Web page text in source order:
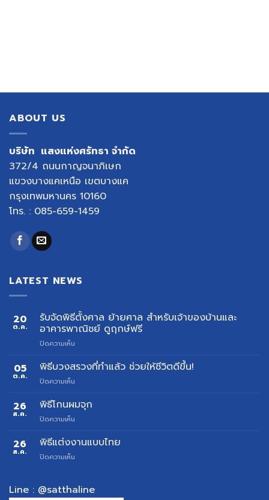
ABOUT US
บริษัท แสงแห่งศรัทธา จำกัด
372/4 ถนนกาญจนาภิเษก
แขวงบางแคเหนือ เขตบางแค
กรุงเทพมหานคร 10160
โทร. : 085-659-1459
LATEST NEWS
20
ต.ค.
รับจัดพิธีตั้งศาล ย้ายศาล สำหรับเจ้าของบ้านและ
อาคารพาณิชย์ ดูฤกษ์ฟรี
ปิดความเห็น
จัด
ย้าย
บ้าน
ดู
ฤกษ์
05
ต.ค.
พิธีบวงสรวงที่ทำแล้ว ช่วยให้ชีวิตดีขึ้น!
ปิดความเห็น
บวงสรวง
ช่วย
26
ส.ค.
พิธีโกนผมจุก
ปิดความเห็น
โกน
26
ส.ค.
พิธีแต่งงานแบบไทย
ปิดความเห็น
แบบ
ไทย
Line : @satthaline